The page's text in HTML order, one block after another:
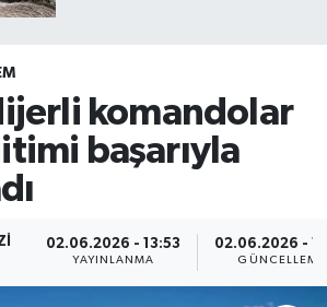
komandolar
başarıyla
02.06.2026 - 13:53
YAYINLANMA
02.06.2026 -
GÜNCELLEME